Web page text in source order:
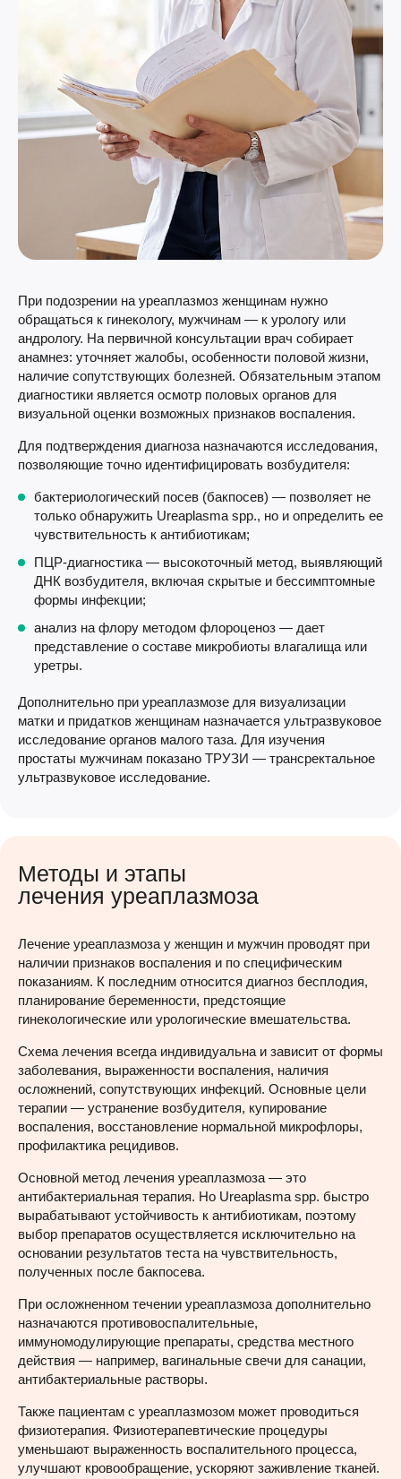
При подозрении на уреаплазмоз женщинам нужно
обращаться к гинекологу, мужчинам — к урологу или
андрологу. На первичной консультации врач собирает
анамнез: уточняет жалобы, особенности половой жизни,
наличие сопутствующих болезней. Обязательным этапом
диагностики является осмотр половых органов для
визуальной оценки возможных признаков воспаления.
Для подтверждения диагноза назначаются исследования,
позволяющие точно идентифицировать возбудителя:
бактериологический посев (бакпосев) — позволяет не
только обнаружить Ureaplasma spp., но и определить ее
чувствительность к антибиотикам;
ПЦР-диагностика — высокоточный метод, выявляющий
ДНК возбудителя, включая скрытые и бессимптомные
формы инфекции;
анализ на флору методом флороценоз — дает
представление о составе микробиоты влагалища или
уретры.
Дополнительно при уреаплазмозе для визуализации
матки и придатков женщинам назначается ультразвуковое
исследование органов малого таза. Для изучения
простаты мужчинам показано ТРУЗИ — трансректальное
ультразвуковое исследование.
Методы и этапы
лечения уреаплазмоза
Лечение уреаплазмоза у женщин и мужчин проводят при
наличии признаков воспаления и по специфическим
показаниям. К последним относится диагноз бесплодия,
планирование беременности, предстоящие
гинекологические или урологические вмешательства.
Схема лечения всегда индивидуальна и зависит от формы
заболевания, выраженности воспаления, наличия
осложнений, сопутствующих инфекций. Основные цели
терапии — устранение возбудителя, купирование
воспаления, восстановление нормальной микрофлоры,
профилактика рецидивов.
Основной метод лечения уреаплазмоза — это
антибактериальная терапия. Но Ureaplasma spp. быстро
вырабатывают устойчивость к антибиотикам, поэтому
выбор препаратов осуществляется исключительно на
основании результатов теста на чувствительность,
полученных после бакпосева.
При осложненном течении уреаплазмоза дополнительно
назначаются противовоспалительные,
иммуномодулирующие препараты, средства местного
действия — например, вагинальные свечи для санации,
антибактериальные растворы.
Также пациентам с уреаплазмозом может проводиться
физиотерапия. Физиотерапевтические процедуры
уменьшают выраженность воспалительного процесса,
улучшают кровообращение, ускоряют заживление тканей.